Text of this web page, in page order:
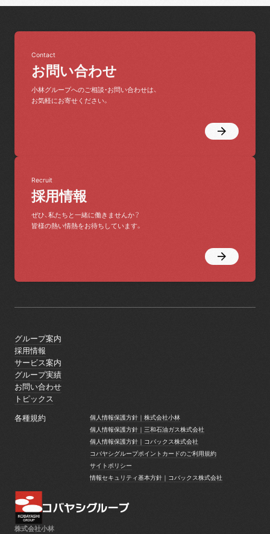
お問い合わせ
Contact
小林グループへのご相談・お問い合わせは、
お気軽にお寄せください。
採用情報
Recruit
ぜひ、私たちと一緒に働きませんか？
皆様の熱い情熱をお待ちしています。
株式会社小林
グループ案内
グループ案内
採用情報
採用情報
サービス案内
サービス案内
グループ実績
グループ実績
お問い合わせ
お問い合わせ
トピックス
各種規約
個人情報保護方針｜株式会社小林
個人情報保護方針｜株式会社小林
個人情報保護方針｜三和石油ガス株式会社
個人情報保護方針｜三和石油ガス株式会社
個人情報保護方針｜コバックス株式会社
個人情報保護方針｜コバックス株式会社
コバヤシグループポイントカードのご利用規約
コバヤシグループポイントカードのご利用規約
サイトポリシー
サイトポリシー
情報セキュリティ基本方針｜コバックス株式会社